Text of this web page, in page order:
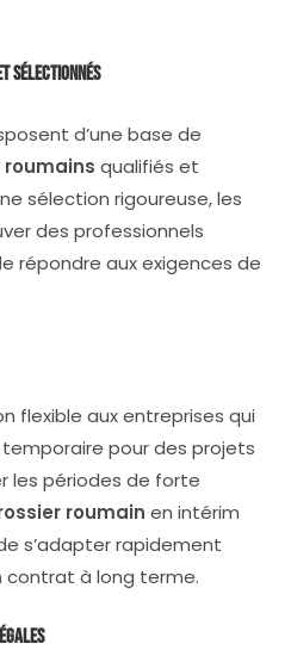
Sélectionnés
d’une base de
qualifiés et
sélection rigoureuse, les
des professionnels
répondre aux exigences de
flexible aux entreprises qui
pour des projets
les périodes de forte
roumain en intérim
s’adapter rapidement
contrat à long terme.